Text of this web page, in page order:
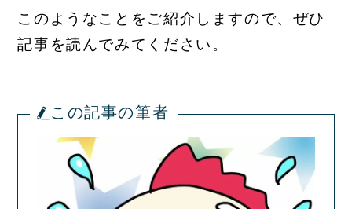
このようなことをご紹介しますので、ぜひ
記事を読んでみてください。
この記事の筆者